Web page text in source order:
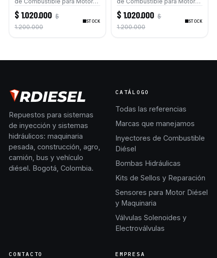
Caterpillar C6.4 Excavadora
320D 320D L 323D L
$ 1.020.000 $
1.200.000
STOCK
Caterpillar C6.6 Bulldozer
D6K Cargadores 924H
pavimentadoras AP-600D AP-
$ 1.020.000 $
1.200.000
STOCK
Repuestos para sistemas
de inyección y sistemas
hidráulicos: maquinaria
pesada, construcción, agro,
camión, bus y vehículo
diésel. Bogotá, Colombia.
CATÁLOGO
Todas las referencias
Marcas que manejamos
Inyectores de Combustible
Diésel
Bombas Hidráulicas
Kits de Sellos y Reparación
Sensores para Motor Diésel
y Maquinaria
Válvulas Solenoides y
Electroválvulas
CONTACTO EMPRESA